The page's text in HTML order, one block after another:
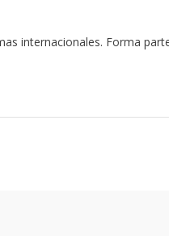
internacionales. Forma